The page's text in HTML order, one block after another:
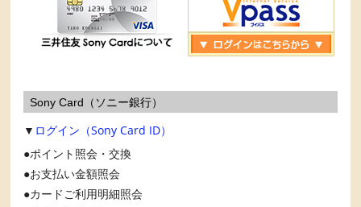
Sony Card（ソニー銀行）
▼ ログイン（Sony Card ID）
ポイント照会・交換
お支払い金額照会
カードご利用明細照会